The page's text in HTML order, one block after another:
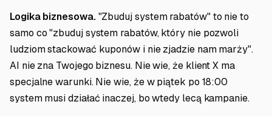
Logika biznesowa."Zbuduj system rabatów" to nie to
samo co "zbuduj system rabatów, który nie pozwoli
ludziom stackować kuponów i nie zjadzie nam marży".
AI nie zna Twojego biznesu. Nie wie, że klient X ma
specjalne warunki. Nie wie, że w piątek po 18:00
system musi działać inaczej, bo wtedy lecą kampanie.